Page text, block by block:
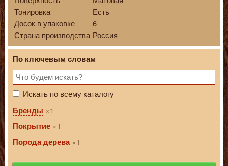
Тонировка
Есть
Досок в упаковке
6
Страна производства Россия
По ключевым словам
Искать по всему каталогу
Бренды
1
Покрытие
1
Порода дерева
1